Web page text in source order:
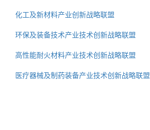
化工及新材料产业创新战略联盟
环保及装备技术产业技术创新战略联盟
高性能耐火材料产业技术创新战略联盟
医疗器械及制药装备产业技术创新战略联盟